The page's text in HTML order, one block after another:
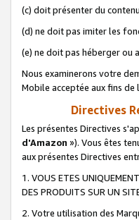
(c) doit présenter du
(d) ne doit pas imiter les
(e) ne doit pas héberger ou
Nous examinerons votre
Mobile acceptée aux fins de
Directives
Les présentes Directives
d'Amazon »). Vous êtes
aux présentes Directives
1. VOUS ETES
DES PRODUITS SUR UN
2. Votre utilisation des